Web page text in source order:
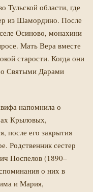
Тульской области, где
из Шамордино. После
Осиново, монахини
Мать Вера вместе
старости. Когда они
Святыми Дарами
напомнила о
Крыловых,
после его закрытия
Родственник сестер
Поспелов (1890–
о них в
и Мария,